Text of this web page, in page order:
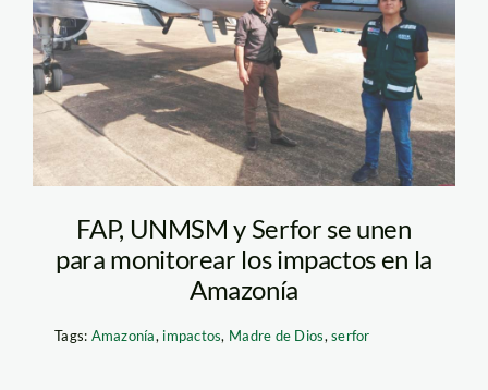
FAP, UNMSM y Serfor se unen
para monitorear los impactos en la
Amazonía
Tags: Amazonía, impactos, Madre de Dios,serfor